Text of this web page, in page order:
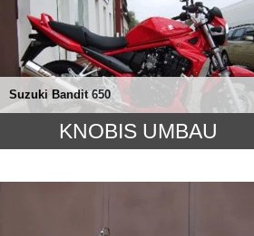
Suzuki Bandit 650
KNOBIS UMBAU